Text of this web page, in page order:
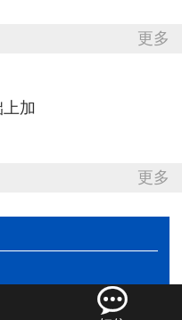
更多
加
更多
